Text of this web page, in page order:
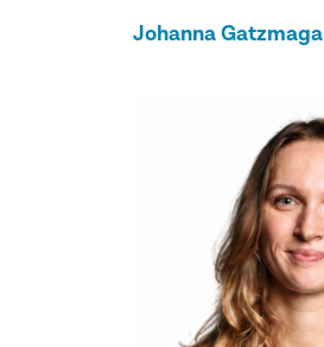
Johanna Gatzmaga